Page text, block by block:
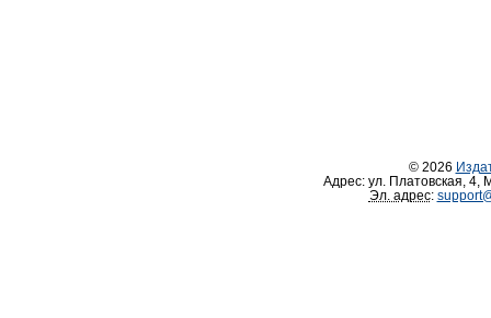
© 2026
Адрес: ул. Платовская, 4
Эл. адрес: